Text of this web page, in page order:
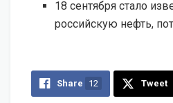
18 сентября стало
российскую нефть,
Share 12 Tweet